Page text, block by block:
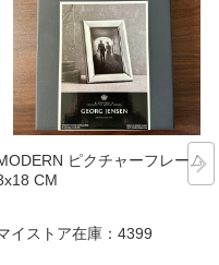
ピクチャーフレーム 1
CM
イストア在庫： 4399